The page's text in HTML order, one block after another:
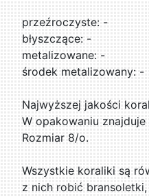
przeźroczyste: -
błyszczące: -
metalizowane: -
środek metalizowany: -
Najwyższej jakości
W opakowaniu
Rozmiar 8/o.
Wszystkie koraliki są
z nich robić